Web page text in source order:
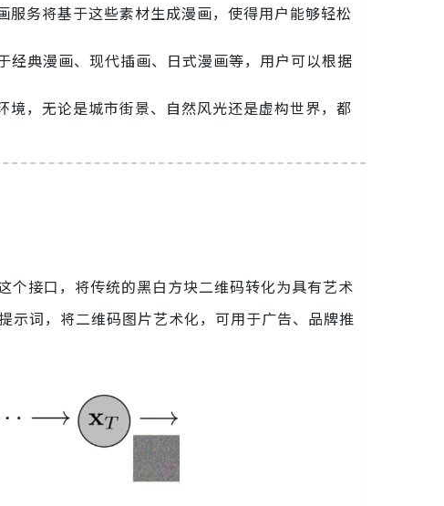
务将基于这些素材生成漫画，使得用户能够轻松
典漫画、现代插画、日式漫画等，用户可以根据
，无论是城市街景、自然风光还是虚构世界，都
个接口，将传统的黑白方块二维码转化为具有艺术
示词，将二维码图片艺术化，可用于广告、品牌推